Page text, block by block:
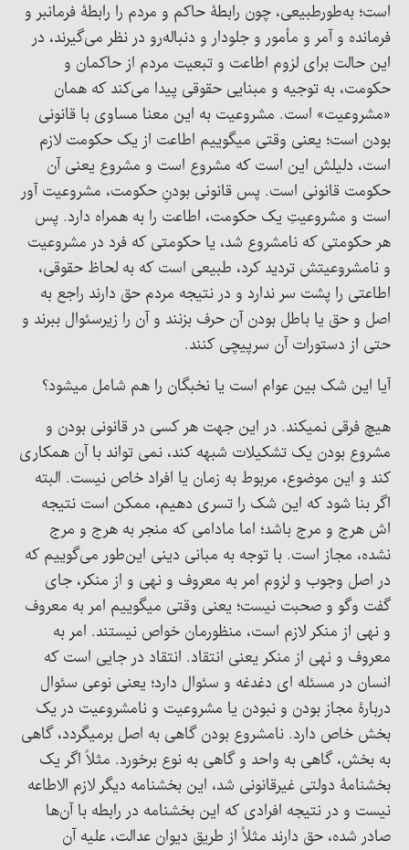
است؛ به‌طورطبیعی، چون رابطۀ حاکم و مردم را رابطۀ فرمانبر و
فرمانده و آمر و مأمور و جلودار و دنباله‌رو در نظر می‌گیرند، در
این حالت برای لزوم اطاعت و تبعیت مردم از حاکمان و
حکومت، به توجیه و مبنایی حقوقی پیدا می‌کند که همان
«مشروعیت» است. مشروعیت به این معنا مساوی با قانونی
بودن است؛ یعنی وقتی میگوییم اطاعت از یک حکومت لازم
است، دلیلش این است که مشروع است و مشروع یعنی آن
حکومت قانونی است. پس قانونی بودنِ حکومت، مشروعیت آور
است و مشروعیتِ یک حکومت، اطاعت را به همراه دارد. پس
هر حکومتی که نامشروع شد، یا حکومتی که فرد در مشروعیت
و نامشروعیتش تردید کرد، طبیعی است که به لحاظ حقوقی،
اطاعتی را پشت سر ندارد و در نتیجه مردم حق دارند راجع به
اصل و حق یا باطل بودن آن حرف بزنند و آن را زیرسئوال ببرند و
حتی از دستورات آن سرپیچی کنند.
آیا این شک بین عوام است یا نخبگان را هم شامل میشود؟
هیچ فرقی نمیکند. در این جهت هر کسی در قانونی بودن و
مشروع بودن یک تشکیلات شبهه کند، نمی تواند با آن همکاری
کند و این موضوع، مربوط به زمان یا افراد خاص نیست. البته
اگر بنا شود که این شک را تسری دهیم، ممکن است نتیجه
اش هرج و مرج باشد؛ اما مادامی که منجر به هرج و مرج
نشده، مجاز است. با توجه به مبانی دینی این‌طور می‌گوییم که
در اصل وجوب و لزوم امر به معروف و نهی و از منکر، جای
گفت وگو و صحبت نیست؛ یعنی وقتی میگوییم امر به معروف
و نهی از منکر لازم است، منظورمان خواص نیستند. امر به
معروف و نهی از منکر یعنی انتقاد. انتقاد در جایی است که
انسان در مسئله ای دغدغه و سئوال دارد؛ یعنی نوعی سئوال
دربارۀ مجاز بودن و نبودن یا مشروعیت و نامشروعیت در یک
بخش خاص دارد. نامشروع بودن گاهی به اصل برمیگردد، گاهی
به بخش، گاهی به واحد و گاهی به نوع برخورد. مثلاً اگر یک
بخشنامۀ دولتی غیرقانونی شد، این بخشنامه دیگر لازم الاطاعه
نیست و در نتیجه افرادی که این بخشنامه در رابطه با آن‌ها
صادر شده، حق دارند مثلاً از طریق دیوان عدالت، علیه آن